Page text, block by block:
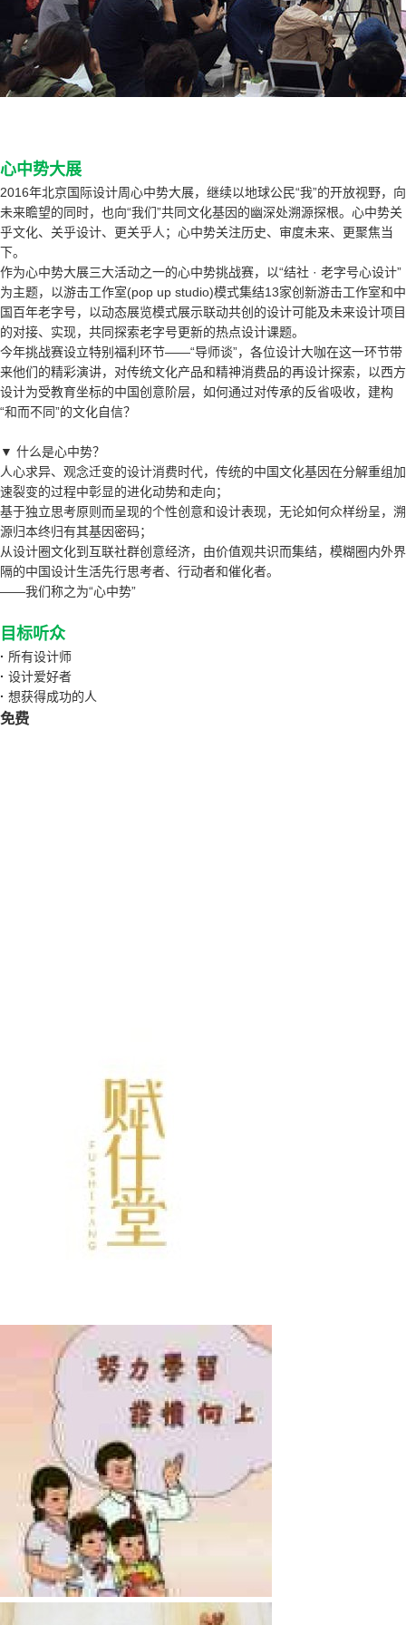
心中势大展
2016年北京国际设计周心中势大展，继续以地球公民“我”的开放视野，向
未来瞻望的同时，也向“我们”共同文化基因的幽深处溯源探根。心中势关
乎文化、关乎设计、更关乎人；心中势关注历史、审度未来、更聚焦当
下。
作为心中势大展三大活动之一的心中势挑战赛，以“结社 · 老字号心设计”
为主题，以游击工作室(pop up studio)模式集结13家创新游击工作室和中
国百年老字号，以动态展览模式展示联动共创的设计可能及未来设计项目
的对接、实现，共同探索老字号更新的热点设计课题。
今年挑战赛设立特别福利环节——“导师谈”，各位设计大咖在这一环节带
来他们的精彩演讲，对传统文化产品和精神消费品的再设计探索，以西方
设计为受教育坐标的中国创意阶层，如何通过对传承的反省吸收，建构
“和而不同”的文化自信？
▼ 什么是心中势？
人心求异、观念迁变的设计消费时代，传统的中国文化基因在分解重组加
速裂变的过程中彰显的进化动势和走向；
基于独立思考原则而呈现的个性创意和设计表现，无论如何众样纷呈，溯
源归本终归有其基因密码；
从设计圈文化到互联社群创意经济，由价值观共识而集结，模糊圈内外界
隔的中国设计生活先行思考者、行动者和催化者。
——我们称之为“心中势”
目标听众
· 所有设计师
· 设计爱好者
· 想获得成功的人
免费